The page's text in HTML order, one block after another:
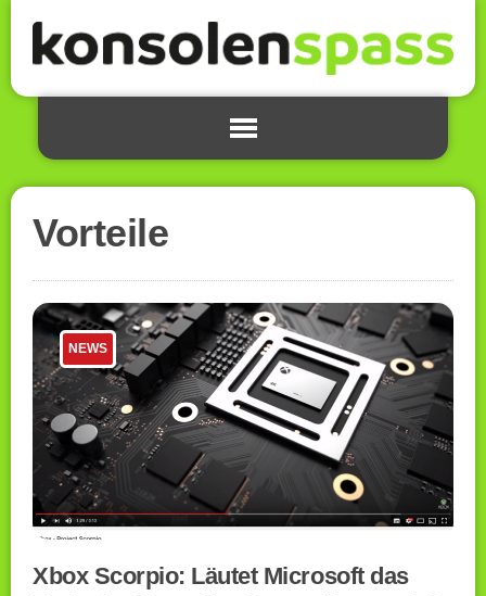
Vorteile
NEWS
Xbox Scorpio: Läutet Microsoft das